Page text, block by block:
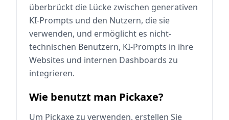
überbrückt die Lücke zwischen generativen
KI-Prompts und den Nutzern, die sie
verwenden, und ermöglicht es nicht-
technischen Benutzern, KI-Prompts in ihre
Websites und internen Dashboards zu
integrieren.
Wie benutzt man Pickaxe?
Um Pickaxe zu verwenden, erstellen Sie